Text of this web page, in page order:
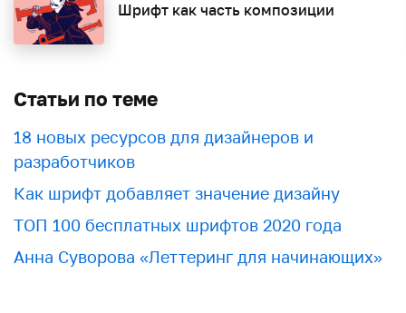
Шрифт как часть композиции
Статьи по теме
18 новых ресурсов для дизайнеров и
разработчиков
Как шрифт добавляет значение дизайну
ТОП 100 бесплатных шрифтов 2020 года
Анна Суворова «Леттеринг для начинающих»